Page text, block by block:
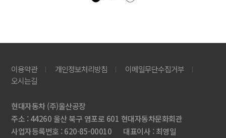
이용약관 개인정보처리방침
이메일무단수집거부
오시는길
현대자동차 (주)울산공장
주소 : 44260 울산 북구 염포로 601 현대자동차문화회관
사업자등록번호 : 620-85-00010
대표이사 : 최영일